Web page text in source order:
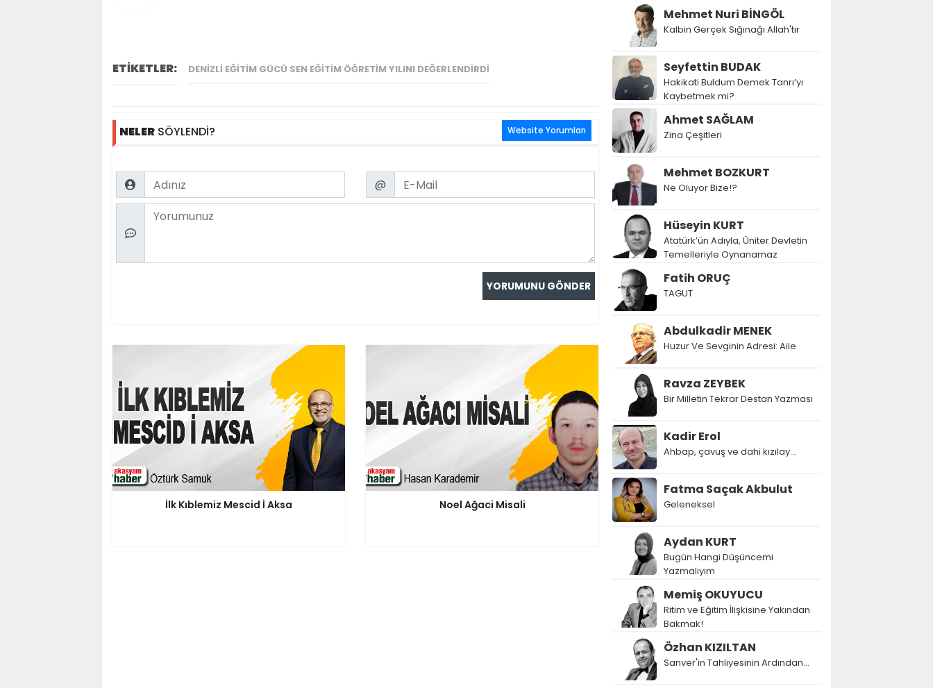
ETİKETLER: DENIZLI EĞITIM GÜCÜ SEN EĞITIM ÖĞRETIM YILINI DEĞERLENDIRDI
NELER SÖYLENDİ? Website Yorumları
Name Email
@
Comment
İlk Kıblemiz Mescid İ Aksa Noel Ağaci Misali
Mehmet Nuri BİNGÖL
Kalbin Gerçek Sığınağı Allah'tır
Seyfettin BUDAK
Hakikati Buldum Demek Tanrı’yı
Kaybetmek mi?
Ahmet SAĞLAM
Zina Çeşitleri
Mehmet BOZKURT
Ne Oluyor Bize!?
Hüseyin KURT
Atatürk’ün Adıyla, Üniter Devletin
Temelleriyle Oynanamaz
Fatih ORUÇ
TAGUT
Abdulkadir MENEK
Huzur Ve Sevginin Adresi: Aile
Ravza ZEYBEK
Bir Milletin Tekrar Destan Yazması
Kadir Erol
Ahbap, çavuş ve dahi kızılay...
Fatma Saçak Akbulut
Geleneksel
Aydan KURT
Bugün Hangi Düşüncemi
Yazmalıyım
Memiş OKUYUCU
Ritim ve Eğitim İlişkisine Yakından
Bakmak!
Özhan KIZILTAN
Sanver'in Tahliyesinin Ardından…